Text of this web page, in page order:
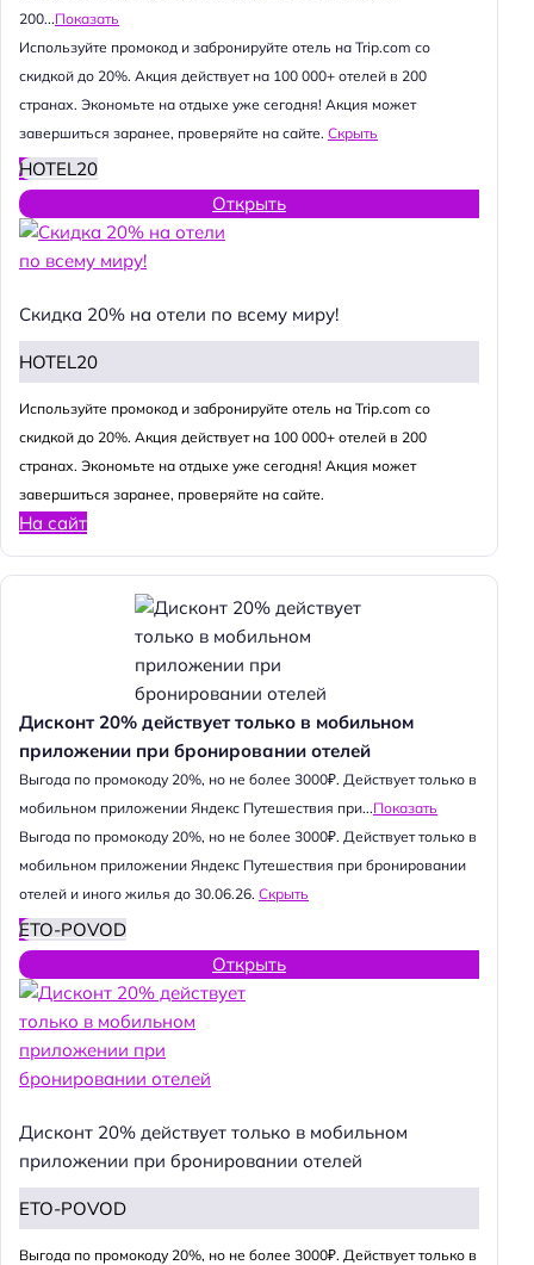
200...Показать
Используйте промокод и забронируйте отель на Trip.com со
скидкой до 20%. Акция действует на 100 000+ отелей в 200
странах. Экономьте на отдыхе уже сегодня! Акция может
завершиться заранее, проверяйте на сайте. Скрыть
HOTEL20
Открыть
Скидка 20% на отели по всему миру!
HOTEL20
Используйте промокод и забронируйте отель на Trip.com со
скидкой до 20%. Акция действует на 100 000+ отелей в 200
странах. Экономьте на отдыхе уже сегодня! Акция может
завершиться заранее, проверяйте на сайте.
На сайт
Дисконт 20% действует только в мобильном
приложении при бронировании отелей
Выгода по промокоду 20%, но не более 3000₽. Действует только в
мобильном приложении Яндекс Путешествия при...Показать
Выгода по промокоду 20%, но не более 3000₽. Действует только в
мобильном приложении Яндекс Путешествия при бронировании
отелей и иного жилья до 30.06.26. Скрыть
ETO-POVOD
Открыть
Дисконт 20% действует только в мобильном
приложении при бронировании отелей
ETO-POVOD
Выгода по промокоду 20%, но не более 3000₽. Действует только в